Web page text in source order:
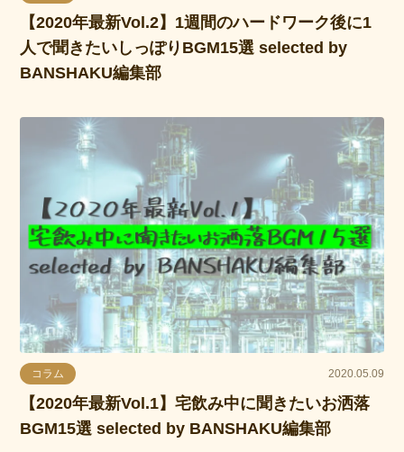
【2020年最新Vol.2】1週間のハードワーク後に1
人で聞きたいしっぽりBGM15選 selected by
BANSHAKU編集部
コラム 2020.05.09
【2020年最新Vol.1】宅飲み中に聞きたいお洒落
BGM15選 selected by BANSHAKU編集部